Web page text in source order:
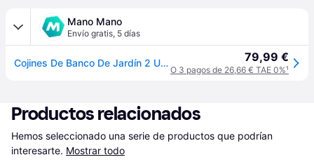
Mano Mano
Envío gratis, 5 días
Cojines De Banco De Jardín 2 Uds Tela Oxford Gris 200x50x7 Cm Vidaxl 79,99 €
O 3 pagos de 26,66 € TAE 0%¹
Productos relacionados
Hemos seleccionado una serie de productos que podrían
interesarte. Mostrar todo